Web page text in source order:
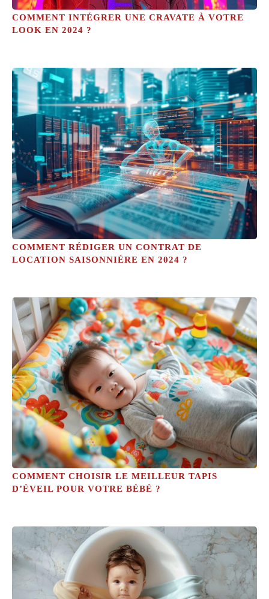
COMMENT INTÉGRER UNE CRAVATE À VOTRE
LOOK EN 2024 ?
COMMENT RÉDIGER UN CONTRAT DE
LOCATION SAISONNIÈRE EN 2024 ?
COMMENT CHOISIR LE MEILLEUR TAPIS
D’ÉVEIL POUR VOTRE BÉBÉ ?